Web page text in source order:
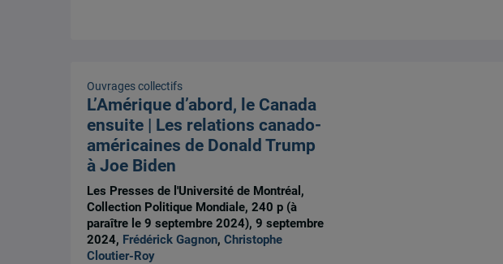
Ouvrages collectifs
L’Amérique d’abord, le Canada
ensuite | Les relations canado-
américaines de Donald Trump
à Joe Biden
Les Presses de l'Université de Montréal,
Collection Politique Mondiale, 240 p (à
paraître le 9 septembre 2024), 9 septembre
2024, Frédérick Gagnon,Christophe
Cloutier-Roy